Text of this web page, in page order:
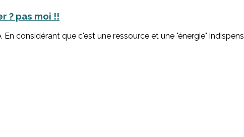
? pas moi !!
considérant que c'est une ressource et une "énergie"